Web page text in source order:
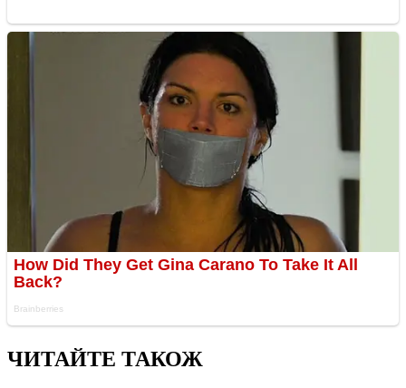
ЧИТАЙТЕ ТАКОЖ